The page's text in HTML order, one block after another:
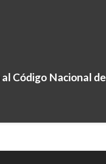
Código Nacional de